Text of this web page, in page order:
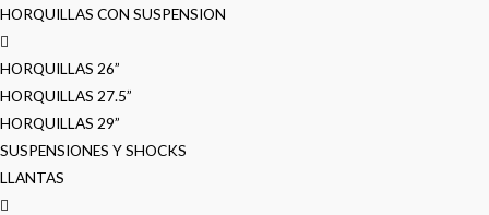
HORQUILLAS CON SUSPENSION
HORQUILLAS 26”
HORQUILLAS 27.5”
HORQUILLAS 29”
SUSPENSIONES Y SHOCKS
LLANTAS